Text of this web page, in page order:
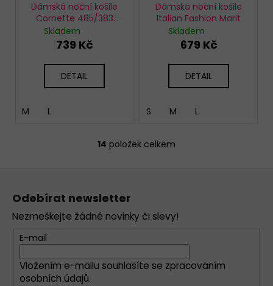
Dámská noční košile
Cornette 485/383
Owls 3
Skladem
739 Kč
DETAIL
M L
Dámská noční košile
Italian Fashion Marit
Skladem
679 Kč
DETAIL
S M L
O
a
í
p
r
14 položek celkem
Odebírat newsletter
Nezmeškejte žádné novinky či slevy!
E-mail
Vložením e-mailu souhlasíte se zpracováním
osobních údajů.